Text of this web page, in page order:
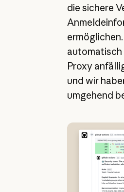
die sichere
automatisch
Proxy
und wir
umgehend